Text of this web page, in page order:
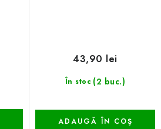
În stoc (2 buc.)
43,90 lei
ADAUGĂ ÎN COŞ